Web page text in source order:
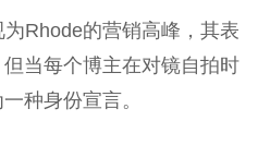
Rhode的营销高峰，其表
当每个博主在对镜自拍时
种身份宣言。